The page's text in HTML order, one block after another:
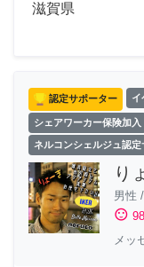
滋賀県
認定サポーター イ
シェアワーカー保険加入
ネルコンシェルジュ認定
り
男性 /
sentiment_satisfied
メッ